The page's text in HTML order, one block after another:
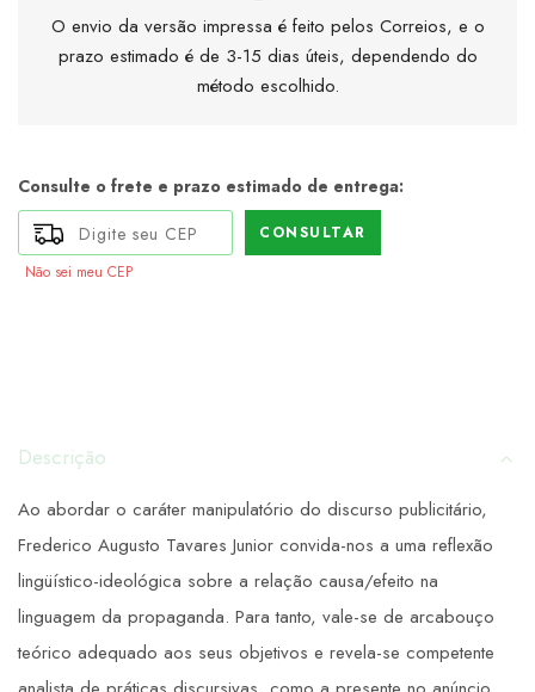
O envio da versão impressa é feito pelos Correios, e o
prazo estimado é de 3-15 dias úteis, dependendo do
método escolhido.
Consulte o frete e prazo estimado de entrega:
CONSULTAR
Não sei meu CEP
Descrição
Ao abordar o caráter manipulatório do discurso publicitário,
Frederico Augusto Tavares Junior convida-nos a uma reflexão
lingüístico-ideológica sobre a relação causa/efeito na
linguagem da propaganda. Para tanto, vale-se de arcabouço
teórico adequado aos seus objetivos e revela-se competente